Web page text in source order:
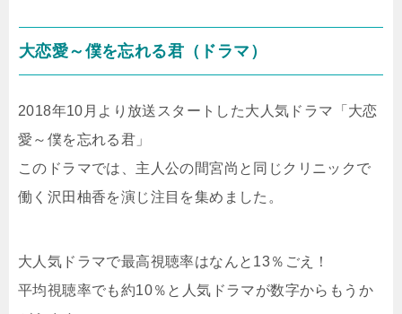
大恋愛～僕を忘れる君（ドラマ）
2018年10月より放送スタートした大人気ドラマ「大恋
愛～僕を忘れる君」
このドラマでは、主人公の間宮尚と同じクリニックで
働く沢田柚香を演じ注目を集めました。
大人気ドラマで最高視聴率はなんと13％ごえ！
平均視聴率でも約10％と人気ドラマが数字からもうか